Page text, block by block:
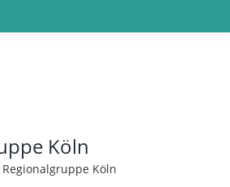
Köln
Regionalgruppe Köln